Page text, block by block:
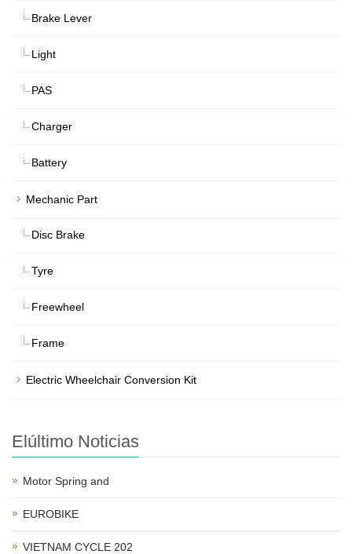
Brake Lever
Light
PAS
Charger
Battery
Mechanic Part
Disc Brake
Tyre
Freewheel
Frame
Electric Wheelchair Conversion Kit
Elúltimo Noticias
Motor Spring and
EUROBIKE
VIETNAM CYCLE 202